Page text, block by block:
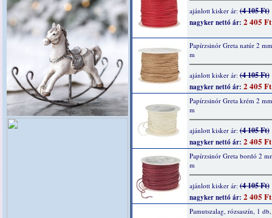
ajánlott kisker ár:(4 105 Ft)
nagyker nettó ár: 2 405 Ft
Papírzsinór Greta natúr 2
m
ajánlott kisker ár:(4 105 Ft)
nagyker nettó ár: 2 405 Ft
Papírzsinór Greta krém 2
m
ajánlott kisker ár:(4 105 Ft)
nagyker nettó ár: 2 405 Ft
Papírzsinór Greta bordó 2
m
ajánlott kisker ár:(4 105 Ft)
nagyker nettó ár: 2 405 Ft
Pamutszalag, rózsaszín, 1